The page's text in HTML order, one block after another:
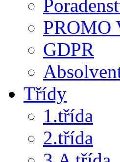
PROMO
GDPR
Třídy
1.třída
2.třída